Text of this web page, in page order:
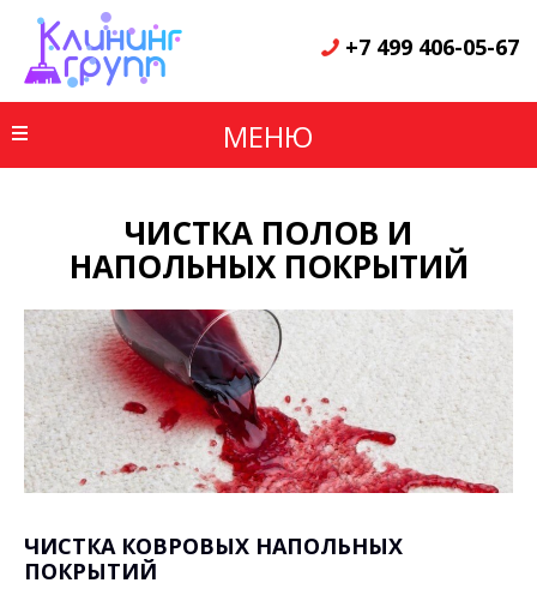
+7 499 406-05-67
МЕНЮ
ЧИСТКА ПОЛОВ И
НАПОЛЬНЫХ ПОКРЫТИЙ
ЧИСТКА КОВРОВЫХ НАПОЛЬНЫХ
ПОКРЫТИЙ